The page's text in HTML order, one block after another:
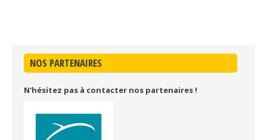
NOS PARTENAIRES
N'hésitez pas à contacter nos partenaires !